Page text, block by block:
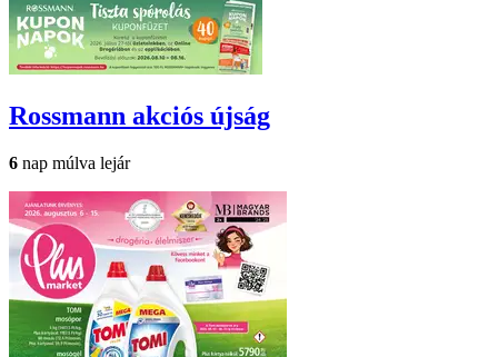
Rossmann akciós újság
6 nap múlva lejár